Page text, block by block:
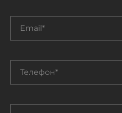
Email*
Телефон*
Расскажите